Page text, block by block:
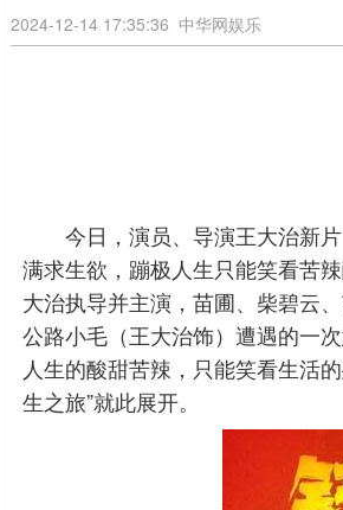
2024-12-14 17:35:36 中华网娱乐
今日，演员、导演王大治新
满求生欲，蹦极人生只能笑看苦
大治执导并主演，苗圃、柴碧云
公路小毛（王大治饰）遭遇的一
人生的酸甜苦辣，只能笑看生活
生之旅”就此展开。